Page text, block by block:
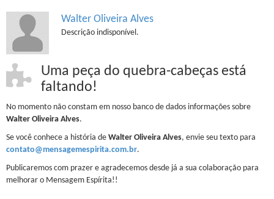
Walter Oliveira Alves
Descrição indisponível.
Uma peça do quebra-cabeças está
faltando!
No momento não constam em nosso banco de dados informações sobre
Walter Oliveira Alves.
Se você conhece a história de Walter Oliveira Alves, envie seu texto para
contato@mensagemespirita.com.br.
Publicaremos com prazer e agradecemos desde já a sua colaboração para
melhorar o Mensagem Espírita!!